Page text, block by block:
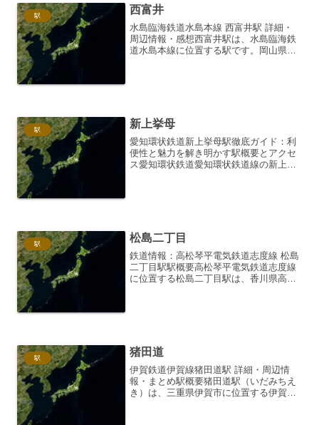
駅 西富井
水島臨海鉄道水島本線 西富井駅 詳細・
周辺情報・感想西富井駅は、水島臨海鉄
道水島本線に位置する駅です。岡山県倉
駅 新上挙母
愛知環状鉄道新上挙母駅徹底ガイド：利
便性と魅力を解き明かす駅概要とアクセ
ス愛知環状鉄道愛知環状鉄道線の新上挙
駅 松島二丁目
鉄道情報：高松琴平電気鉄道志度線 松島
二丁目駅駅概要高松琴平電気鉄道志度線
に位置する松島二丁目駅は、香川県高松
駅 猪田道
伊賀鉄道伊賀線猪田道駅 詳細・周辺情
報・まとめ駅概要猪田道駅（いだみちえ
き）は、三重県伊賀市に位置する伊賀鉄